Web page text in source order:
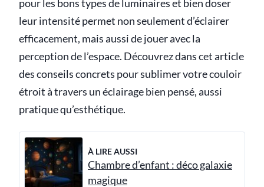
pour les bons types de luminaires et bien doser
leur intensité permet non seulement d’éclairer
efficacement, mais aussi de jouer avec la
perception de l’espace. Découvrez dans cet article
des conseils concrets pour sublimer votre couloir
étroit à travers un éclairage bien pensé, aussi
pratique qu’esthétique.
À LIRE AUSSI
Chambre d’enfant : déco galaxie
magique